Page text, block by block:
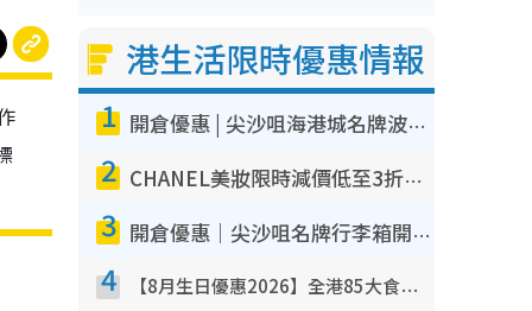
港生活限時優惠情報
1 開倉優惠 | 尖沙咀海港城名牌波鞋開倉低至1折！On鞋$899起／Joy&Peace鞋履$98起
2 CHANEL美妝限時減價低至3折！人氣粉底/唇膏/精華液低至$275！COCO香水都有平
3 開倉優惠｜尖沙咀名牌行李箱開倉低至4折！一連5日 American Tourister/ace./Hallmark $200起！
4 【8月生日優惠2026】全港85大食買玩著數攻略 自助餐/火鍋放題同行免費＋誠品/DONKI送現金券